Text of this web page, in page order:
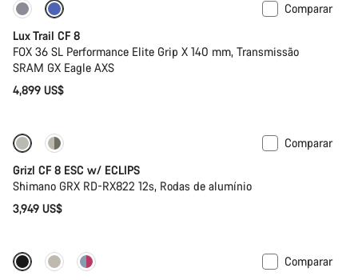
Novo
Comparar
Lux Trail CF 8
FOX 36 SL Performance Elite Grip X 140 mm, Transmissão
SRAM GX Eagle AXS
4,899 US$
Novo stock
Comparar
Grizl CF 8 ESC w/ ECLIPS
Shimano GRX RD-RX822 12s, Rodas de alumínio
3,949 US$
Comparar